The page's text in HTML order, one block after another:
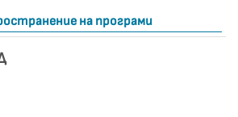
на програми